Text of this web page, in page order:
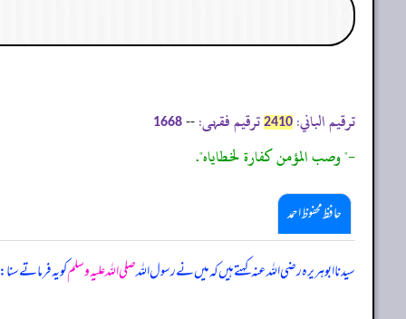
ترقیم الباني: 2410 ترقیم فقہی: --
1668
-" وصب المؤمن كفارة لخطاياه".
حافظ محفوظ احمد
سیدنا ابوہریرہ رضی اللہ عنہ کہتے ہیں کہ میں نے رسول اللہصلی اللہ علیہ وسلمکو یہ فرماتے سنا: